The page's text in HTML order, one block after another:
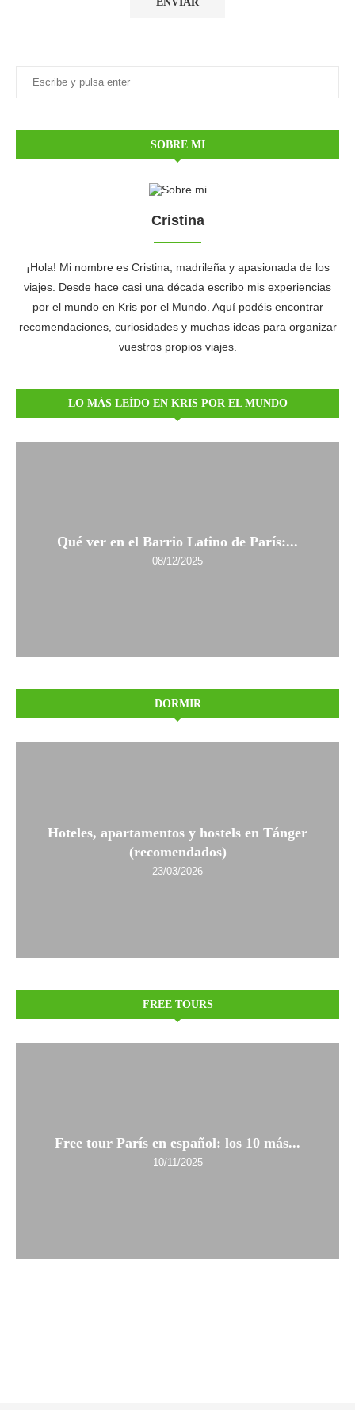
SOBRE MI
Cristina
¡Hola! Mi nombre es Cristina, madrileña y apasionada de los
viajes. Desde hace casi una década escribo mis experiencias
por el mundo en Kris por el Mundo. Aquí podéis encontrar
recomendaciones, curiosidades y muchas ideas para organizar
vuestros propios viajes.
LO MÁS LEÍDO EN KRIS POR EL MUNDO
Qué ver en el Barrio Latino de París:...
08/12/2025
DORMIR
Hoteles, apartamentos y hostels en Tánger
(recomendados)
23/03/2026
FREE TOURS
Free tour París en español: los 10 más...
10/11/2025